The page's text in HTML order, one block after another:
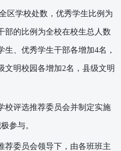
区学校处数，优秀学生比例为
部的比例为全校在校生总人数
、优秀学生干部各增加4名，
文明校园各增加2名，县级文明
校评选推荐委员会并制定实施
参与。
荐委员会领导下，由各班班主